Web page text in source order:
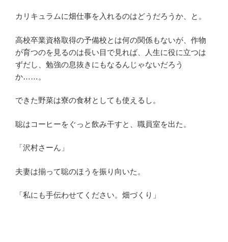
カリキュラムに畑仕事を入れるのはどうだろうか、と。
高校卒業資格取得の予備校とは何の関係もないが、作物
が育つのを見るのは長い目で見れば、人生に役に立つは
ずだし、勉強の息抜きにもなるんじゃないだろう
か……。
できた野菜は寮の食材としても使えるし。
聡はコーヒーをぐっと飲み干すと、職員室を出た。
「沢村さーん」
夫妻は揃って聡のほうを振り向いた。
「私にも手伝わせてください。畑づくり」